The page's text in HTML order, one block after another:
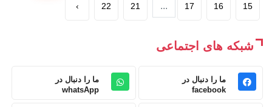
15
16
17
...
21
22
›
شبکه های اجتماعی
ما را دنبال در
facebook
ما را دنبال در
whatsApp